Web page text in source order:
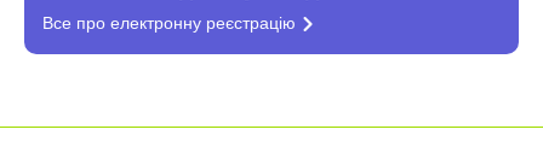
Все про електронну реєстрацію